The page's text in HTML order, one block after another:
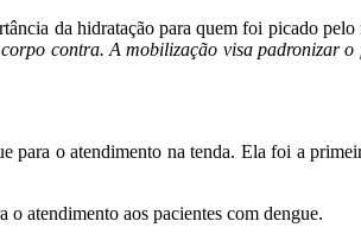
da hidratação para quem foi picado pelo
contra. A mobilização visa padronizar o
para o atendimento na tenda. Ela foi a
atendimento aos pacientes com dengue.